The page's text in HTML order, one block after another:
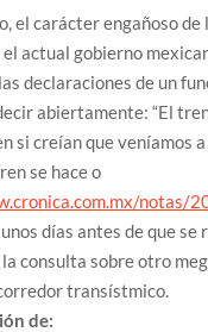
el carácter engañoso de
actual gobierno
declaraciones de un
abiertamente: “El
si creían que veníamos
se hace o
notas/
unos días antes de que se
consulta sobre otro
transístmico.
de: